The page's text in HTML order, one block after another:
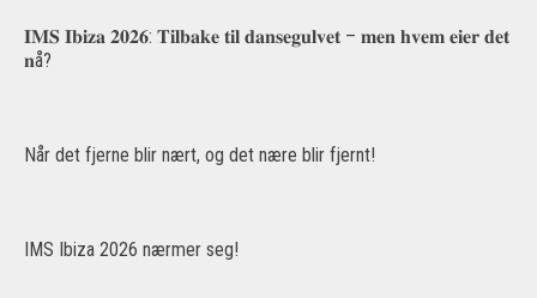
𝐈𝐌𝐒 𝐈𝐛𝐢𝐳𝐚 𝟐𝟎𝟐𝟔: 𝐓𝐢𝐥𝐛𝐚𝐤𝐞 𝐭𝐢𝐥 𝐝𝐚𝐧𝐬𝐞𝐠𝐮𝐥𝐯𝐞𝐭 – 𝐦𝐞𝐧 𝐡𝐯𝐞𝐦 𝐞𝐢𝐞𝐫 𝐝𝐞𝐭
𝐧å?
Når det fjerne blir nært, og det nære blir fjernt!
IMS Ibiza 2026 nærmer seg!